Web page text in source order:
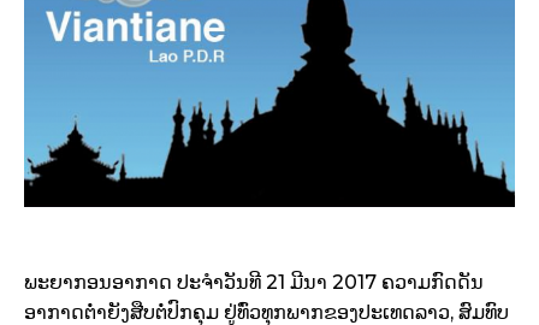
ພະ​ຍາ​ກອນ​ອາ​ກາດ ປະ​ຈຳ​ວັນ​ທີ 21 ມີ​ນາ 2017 ຄວາມກົດດັນ
ອາກາດຕໍ່າຍັງສືບຕໍ່ປົກຄຸມ ຢູ່ທົ່ວທຸກພາກຂອງປະເທດລາວ, ສົມທົບ